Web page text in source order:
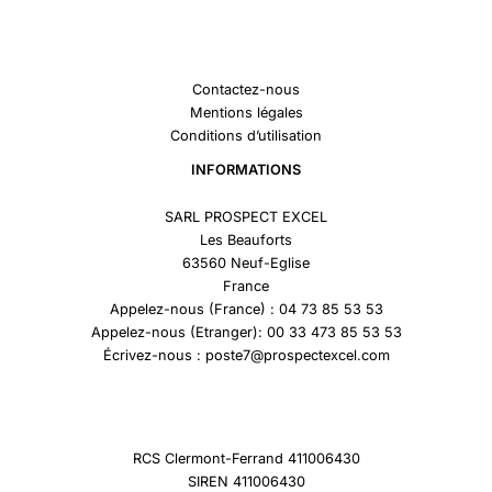
Contactez-nous
Mentions légales
Conditions d’utilisation
INFORMATIONS
SARL PROSPECT EXCEL
Les Beauforts
63560 Neuf-Eglise
France
Appelez-nous (France) : 04 73 85 53 53
Appelez-nous (Etranger): 00 33 473 85 53 53
Écrivez-nous : poste7@prospectexcel.com
RCS Clermont-Ferrand 411006430
SIREN 411006430